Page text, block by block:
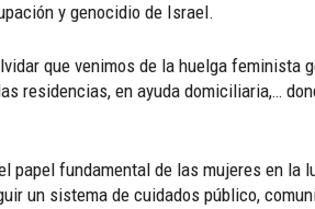
y genocidio de Israel.
que venimos de la huelga feminista
residencias, en ayuda domiciliaria,…
papel fundamental de las mujeres en la
un sistema de cuidados público,